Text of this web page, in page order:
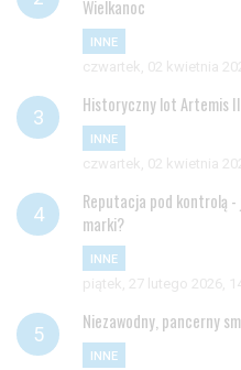
Wielkanoc
INNE
czwartek, 02 kwietnia
Historyczny lot Artemis
INNE
czwartek, 02 kwietnia
Reputacja pod kontrolą
marki?
INNE
piątek, 27 lutego 2026,
Niezawodny, pancerny
INNE